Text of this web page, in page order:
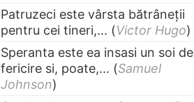
Patruzeci este vârsta bătrâneții
pentru cei tineri,... (Victor Hugo)
Speranta este ea insasi un soi de
fericire si, poate,... (Samuel
Johnson)